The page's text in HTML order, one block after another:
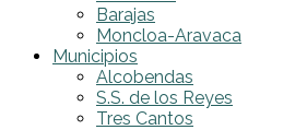
Barajas
Moncloa-Aravaca
Municipios
Alcobendas
S.S. de los Reyes
Tres Cantos